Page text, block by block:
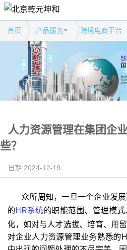
首页 产品服务 跨境电商平台
人力资源管理在集团企
些？
日期:2024-12-19
众所周知，一旦一个企业发
的HR系统的职能范围、管理模
化，如对与人才选拔、培育、用
对企业人力资源管理业务熟悉的